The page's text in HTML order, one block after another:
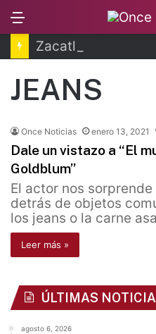
JEANS
Once Noticias enero 13, 2021
Dale un vistazo a “El
Goldblum”
El actor nos
detrás de objetos
los jeans o la carne
Leer más »
ÚLTIMAS
agosto 6, 2026